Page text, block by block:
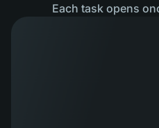
Each task opens